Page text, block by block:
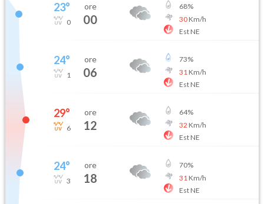
23°
0
ore
00
68%
30Km/h
Est NE
24°
1
ore
06
73%
31 Km/h
Est NE
29°
6
ore
12
64%
32 Km/h
Est NE
24°
3
ore
18
70%
31 Km/h
Est NE